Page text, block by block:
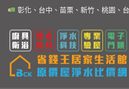
彰化、台中、苗栗、新竹、桃園、